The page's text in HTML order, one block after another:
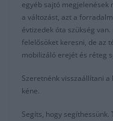
egyéb sajtó
a változást, azt a
évtizedek óta szükség
felelősöket keresni, de az
mobilizáló erejét és réteg
Szeretnénk visszaállítani
kéne.
Segíts, hogy segíthessünk.